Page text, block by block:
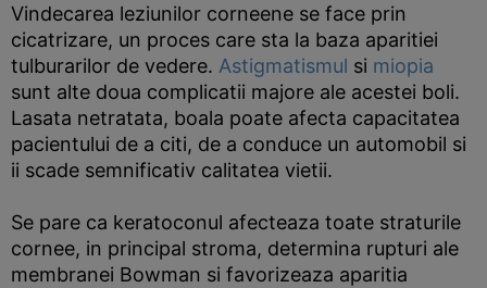
Vindecarea leziunilor corneene se face prin
cicatrizare, un proces care sta la baza aparitiei
tulburarilor de vedere. Astigmatismul si miopia
sunt alte doua complicatii majore ale acestei boli.
Lasata netratata, boala poate afecta capacitatea
pacientului de a citi, de a conduce un automobil si
ii scade semnificativ calitatea vietii.
Se pare ca keratoconul afecteaza toate straturile
cornee, in principal stroma, determina rupturi ale
membranei Bowman si favorizeaza aparitia